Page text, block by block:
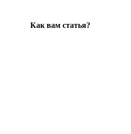
Как вам статья?